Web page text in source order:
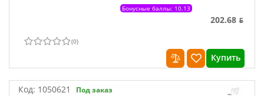
Бонусные баллы: 10.13
202.68 ƃ
(0)
Купить
Код: 1050621 Под заказ